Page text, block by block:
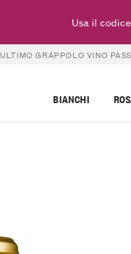
ULTIMO GRAPPOLO VINO
BIANCHI
Usa il